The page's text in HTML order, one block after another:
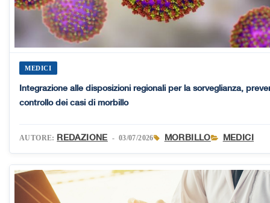
MEDICI
Integrazione alle disposizioni regionali per la sorveglianza,
controllo dei casi di morbillo
AUTORE: REDAZIONE - 03/07/2026 MORBILLO MEDICI